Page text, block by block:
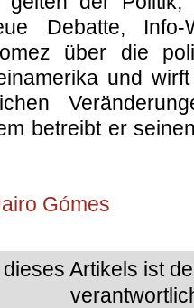
Debatte, Info-
über die
und
betreibt er
Gómes
Artikels ist